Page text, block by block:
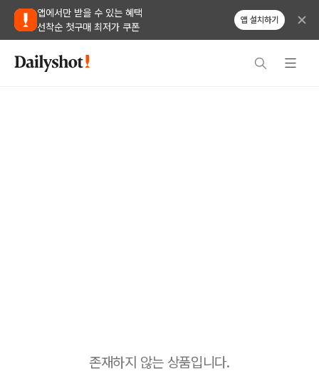
앱에서만 받을 수 있는 혜택
선착순 첫구매 최저가 쿠폰
앱 설치하기
존재하지 않는 상품입니다.